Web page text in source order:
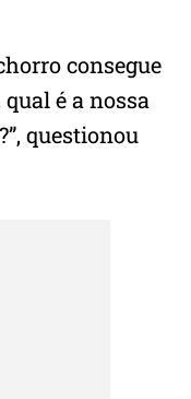
consegue
é a nossa
questionou